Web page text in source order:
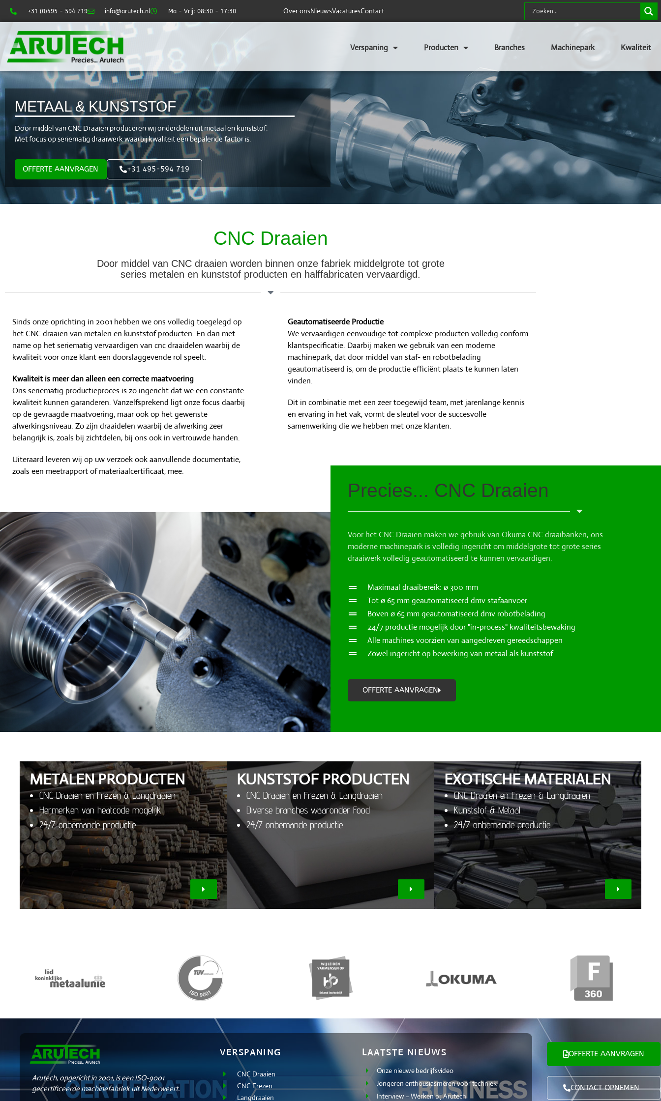
METAAL & KUNSTSTOF
Door middel van CNC Draaien produceren wij onderdelen uit metaal en kunststof.
Met focus op seriematig draaiwerk waarbij kwaliteit een bepalende factor is.
OFFERTE AANVRAGEN +31 495-594 719
CNC Draaien
series metalen en kunststof producten en halffabricaten vervaardigd.
het CNC draaien van metalen en kunststof producten. En dan met
name op het seriematig vervaardigen van cnc draaidelen waarbij de
kwaliteit voor onze klant een doorslaggevende rol speelt.
Ons seriematig productieproces is zo ingericht dat we een constante
kwaliteit kunnen garanderen. Vanzelfsprekend ligt onze focus daarbij
op de gevraagde maatvoering, maar ook op het gewenste
afwerkingsniveau. Zo zijn draaidelen waarbij de afwerking zeer
belangrijk is, zoals bij zichtdelen, bij ons ook in vertrouwde handen.
zoals een meetrapport of materiaalcertificaat, mee.
We vervaardigen eenvoudige tot complexe producten volledig conform
klantspecificatie. Daarbij maken we gebruik van een moderne
machinepark, dat door middel van staf- en robotbelading
geautomatiseerd is, om de productie efficiënt plaats te kunnen laten
vinden.
en ervaring in het vak, vormt de sleutel voor de succesvolle
samenwerking die we hebben met onze klanten.
Precies... CNC Draaien
moderne machinepark is volledig ingericht om middelgrote tot grote series
draaiwerk volledig geautomatiseerd te kunnen vervaardigen.
Tot ø 65 mm geautomatiseerd dmv stafaanvoer
Boven ø 65 mm geautomatiseerd dmv robotbelading
24/7 productie mogelijk door "in-process" kwaliteitsbewaking
Alle machines voorzien van aangedreven gereedschappen
Zowel ingericht op bewerking van metaal als kunststof
OFFERTE AANVRAGEN
METALEN PRODUCTEN
CNC Draaien en Frezen & Langdraaien
Hermerken van heatcode mogelijk
24/7 onbemande productie
KUNSTSTOF PRODUCTEN
CNC Draaien en Frezen & Langdraaien
Diverse branches waaronder Food
24/7 onbemande productie
EXOTISCHE MATERIALEN
CNC Draaien en Frezen & Langdraaien
Kunststof & Metaal
24/7 onbemande productie
Arutech, opgericht in 2001, is een ISO-9001
gecertificeerde machinefabriek uit Nederweert.
Met focus op seriematig CNC draai- en freeswerk
VERSPANING
CNC Draaien
CNC Frezen
Langdraaien
Onze nieuwe bedrijfsvideo
Jongeren enthousiasmeren voor techniek
Interview – Werken bij Arutech
Open Dag – 23 maart 2025
OFFERTE AANVRAGEN
CONTACT OPNEMEN